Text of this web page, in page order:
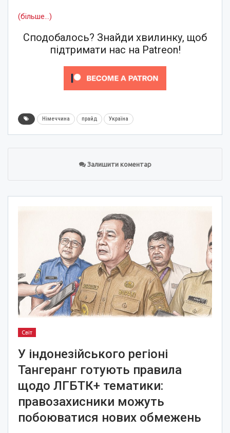
(більше…)
Сподобалось? Знайди хвилинку, щоб
підтримати нас на Patreon!
Німеччина прайд Україна
Залишити коментар
Світ
У індонезійського регіоні
Тангеранг готують правила
щодо ЛГБТК+ тематики:
правозахисники можуть
побоюватися нових обмежень